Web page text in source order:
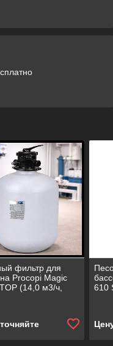
фильтр для
Procopi Magic
(14,0 м3/ч,
610